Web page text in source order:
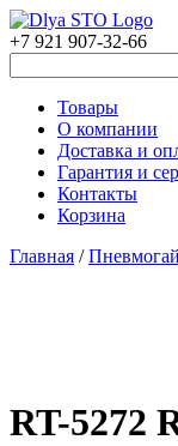
+7 921 907-32-66
Товары
О компании
Доставка и
Гарантия и
Контакты
Корзина
Главная /
RT-5272